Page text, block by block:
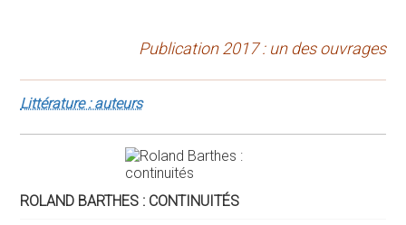
Publication 2017 : un des ouvrages
Littérature : auteurs
ROLAND BARTHES : CONTINUITÉS